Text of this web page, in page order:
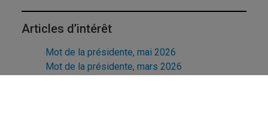
Articles d’intérêt
Mot de la présidente, mai 2026
Mot de la présidente, mars 2026